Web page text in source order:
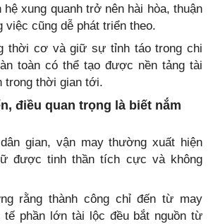
xung quanh trở nên hài hòa, thuận
việc cũng dễ phát triển theo.
thời cơ và giữ sự tỉnh táo trong chi
toàn có thể tạo được nền tảng tài
trong thời gian tới.
điều quan trọng là biết nắm
gian, vận may thường xuất hiện
được tinh thần tích cực và không
rằng thành công chỉ đến từ may
tế phần lớn tài lộc đều bắt nguồn từ